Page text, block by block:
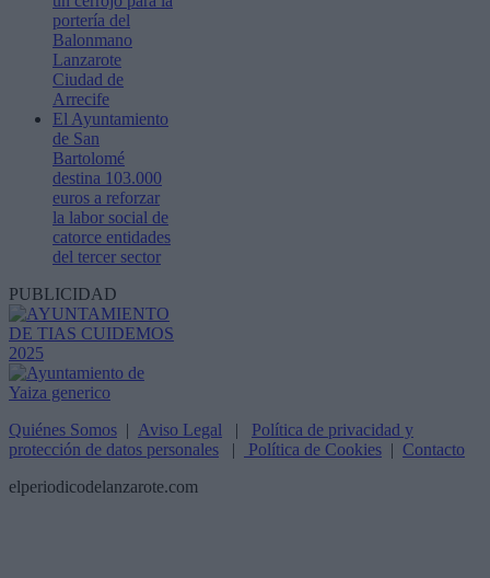
portería del
Balonmano
Lanzarote
Ciudad de
Arrecife
El Ayuntamiento
de San
Bartolomé
destina 103.000
euros a reforzar
la labor social de
catorce entidades
del tercer sector
PUBLICIDAD
Quiénes Somos | Aviso Legal | Política de privacidad y
protección de datos personales | Política de Cookies | Contacto
elperiodicodelanzarote.com